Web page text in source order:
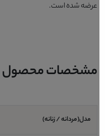
عرضه شده است.
مشخصات محصول
مدل(مردانه / زنانه)